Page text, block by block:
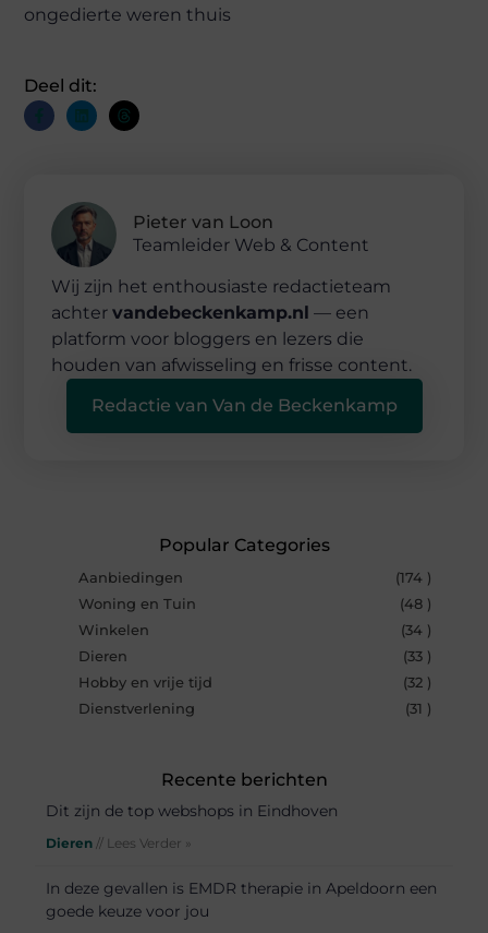
ongedierte weren thuis
Deel dit:
Pieter van Loon
Teamleider Web & Content
Wij zijn het enthousiaste redactieteam
achtervandebeckenkamp.nl — een
platform voor bloggers en lezers die
houden van afwisseling en frisse content.
Redactie van Van de Beckenkamp
Popular Categories
Aanbiedingen
(174 )
Woning en Tuin
(48 )
Winkelen
(34 )
Dieren
(33 )
Hobby en vrije tijd
(32 )
Dienstverlening
(31 )
Recente berichten
Dit zijn de top webshops in Eindhoven
Dieren // Lees Verder »
In deze gevallen is EMDR therapie in Apeldoorn een
goede keuze voor jou